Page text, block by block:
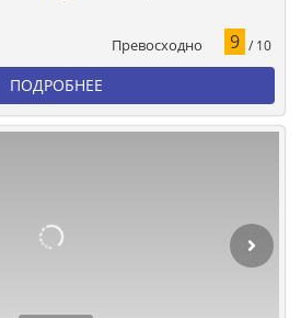
Превосходно 9 / 10
ПОДРОБНЕЕ